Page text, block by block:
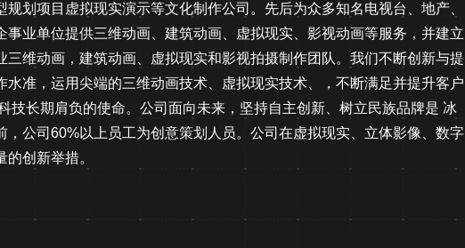
划项目虚拟现实演示等文化制作公司。先后为众多知名电视台、地产、
事业单位提供三维动画、建筑动画、虚拟现实、影视动画等服务，并建立
维动画，建筑动画、虚拟现实和影视拍摄制作团队。我们不断创新与提
准，运用尖端的三维动画技术、虚拟现实技术、，不断满足并提升客户
技长期肩负的使命。公司面向未来，坚持自主创新、树立民族品牌是 冰
公司60%以上员工为创意策划人员。公司在虚拟现实、立体影像、数字
创新举措。